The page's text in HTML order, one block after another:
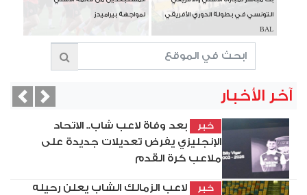
التونسي في بطولة الدوري الأفريقي
BAL
لمواجهة بيراميدز
آخر الأخبار
خبر
بعد وفاة لاعب شاب.. الاتحاد
الإنجليزي يفرض تعديلات جديدة على
ملاعب كرة القدم
خبر
لاعب الزمالك الشاب يعلن رحيله
Next